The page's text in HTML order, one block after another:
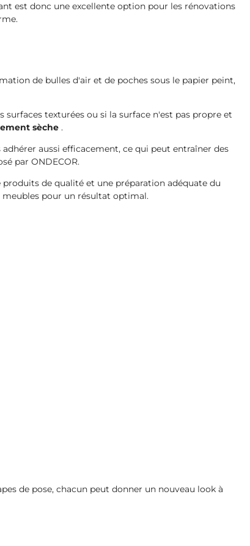
est donc une excellente option pour les rénovations
de bulles d'air et de poches sous le papier peint,
texturées ou si la surface n'est pas propre et
sèche .
aussi efficacement, ce qui peut entraîner des
par ONDECOR.
de qualité et une préparation adéquate du
pour un résultat optimal.
de pose, chacun peut donner un nouveau look à